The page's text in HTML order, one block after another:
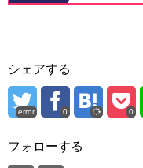
シェアする
error 0 0
フォローする